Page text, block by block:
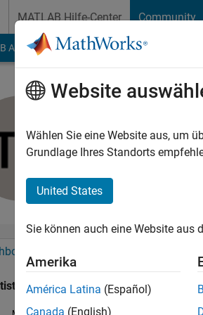
MATLAB Hilfe-Center Community
Answers File Exchange Cody
Last seen: 12
Followers:0
Website
Wählen Sie eine Website aus, um
Grundlage Ihres Standorts
United States
Sie können auch eine Website aus
Amerika
América Latina (Español)
Canada (English)